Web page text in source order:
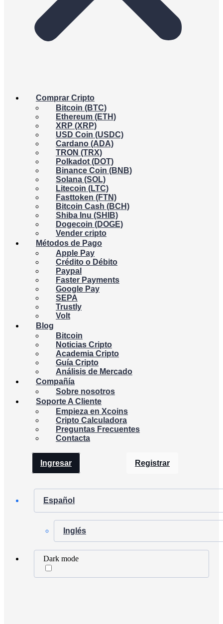
Comprar Cripto
Bitcoin (BTC)
Ethereum (ETH)
XRP (XRP)
USD Coin (USDC)
Cardano (ADA)
TRON (TRX)
Polkadot (DOT)
Binance Coin (BNB)
Solana (SOL)
Litecoin (LTC)
Fasttoken (FTN)
Bitcoin Cash (BCH)
Shiba Inu (SHIB)
Dogecoin (DOGE)
Vender cripto
Métodos de Pago
Apple Pay
Crédito o Débito
Paypal
Faster Payments
Google Pay
SEPA
Trustly
Volt
Blog
Bitcoin
Noticias Cripto
Academia Cripto
Guía Cripto
Análisis de Mercado
Compañía
Sobre nosotros
Soporte A Cliente
Empieza en Xcoins
Cripto Calculadora
Preguntas Frecuentes
Contacta
Ingresar Registrar
Español
Inglés
Dark mode